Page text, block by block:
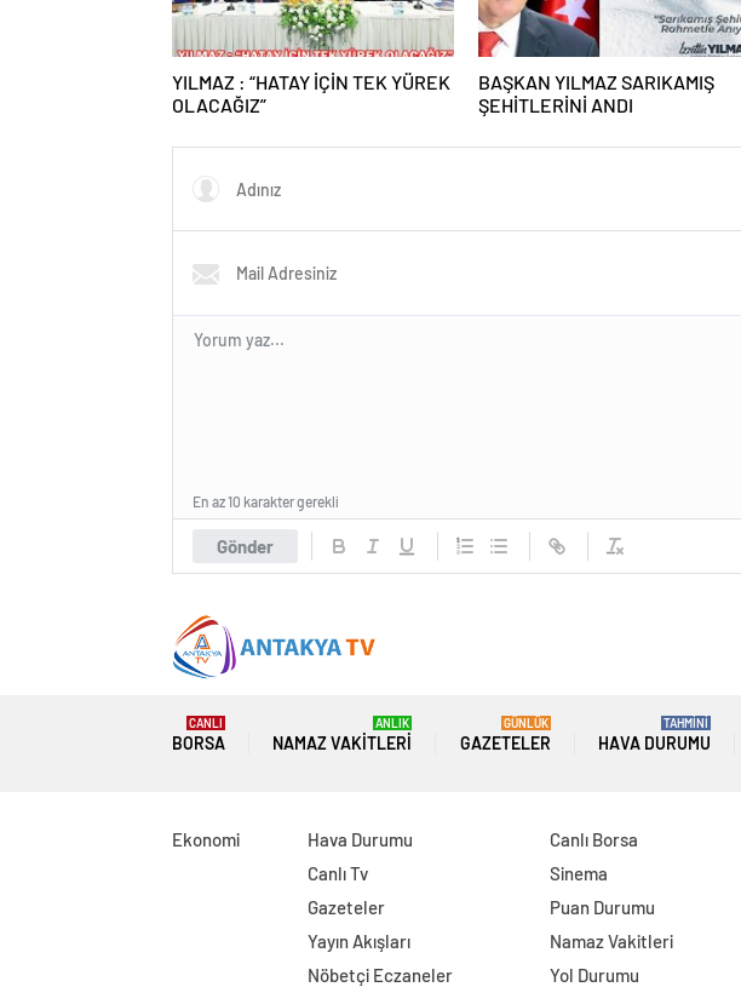
YILMAZ : “HATAY İÇİN TEK YÜREK
OLACAĞIZ”
BAŞKAN YILMAZ SARIKAMIŞ
ŞEHİTLERİNİ ANDI
Gönder
En az 10 karakter gerekli
BORSA
CANLI
NAMAZ VAKITLERI
ANLIK
GAZETELER
GÜNLÜK
HAVA DURUMU
TAHMİNİ
Ekonomi
Hava Durumu
Canlı Tv
Gazeteler
Yayın Akışları
Nöbetçi Eczaneler
Canlı Borsa
Sinema
Puan Durumu
Namaz Vakitleri
Yol Durumu